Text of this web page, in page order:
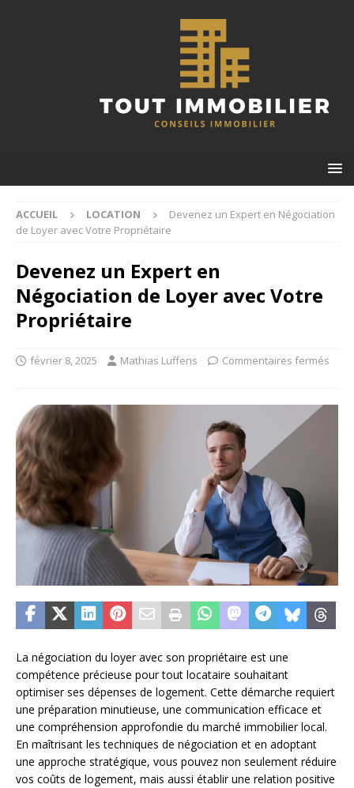
ACCUEIL LOCATION
Devenez un Expert en Négociation
de Loyer avec Votre Propriétaire
Devenez un Expert en
Négociation de Loyer avec Votre
Propriétaire
février 8, 2025 Mathias Luffens Commentaires fermés
La négociation du loyer avec son propriétaire est une
compétence précieuse pour tout locataire souhaitant
optimiser ses dépenses de logement. Cette démarche requiert
une préparation minutieuse, une communication efficace et
une compréhension approfondie du marché immobilier local.
En maîtrisant les techniques de négociation et en adoptant
une approche stratégique, vous pouvez non seulement réduire
vos coûts de logement, mais aussi établir une relation positive